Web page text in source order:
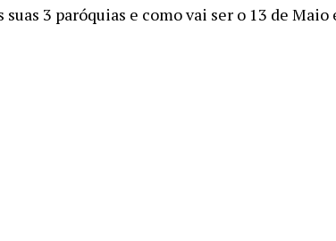
suas 3 paróquias e como vai ser o 13 de